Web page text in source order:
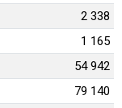
2 338
1 165
54 942
79 140